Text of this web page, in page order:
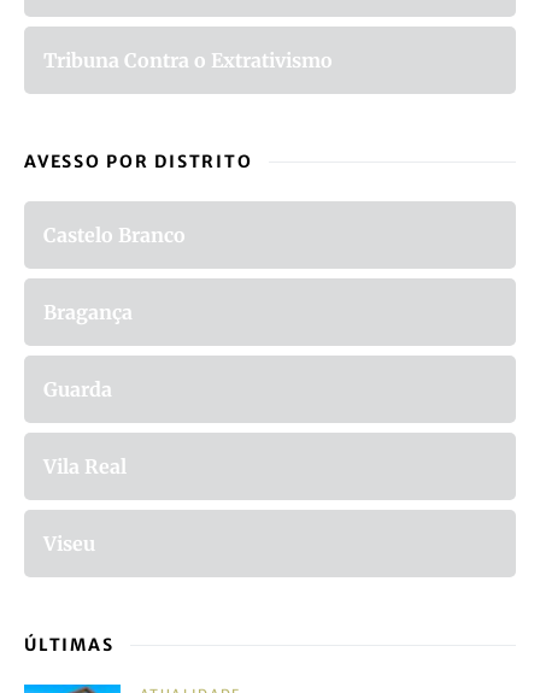
Tribuna Contra o Extrativismo
AVESSO POR DISTRITO
Castelo Branco
Bragança
Guarda
Vila Real
Viseu
ÚLTIMAS